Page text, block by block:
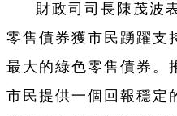
財政司司長陳茂波
零售債券獲市民踴躍支
最大的綠色零售債券。
市民提供一個回報穩定